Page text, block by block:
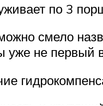
по 3
смело
уже не первый